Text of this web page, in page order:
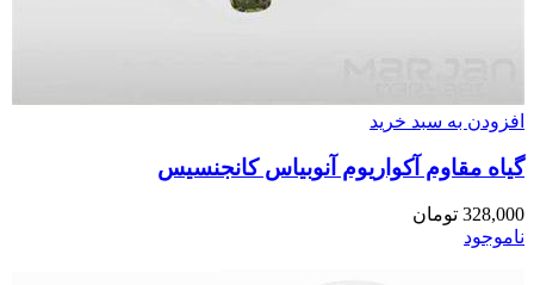
افزودن به سبد خرید
گیاه مقاوم آکواریوم آنوبیاس کانجنسیس
328,000 تومان
ناموجود